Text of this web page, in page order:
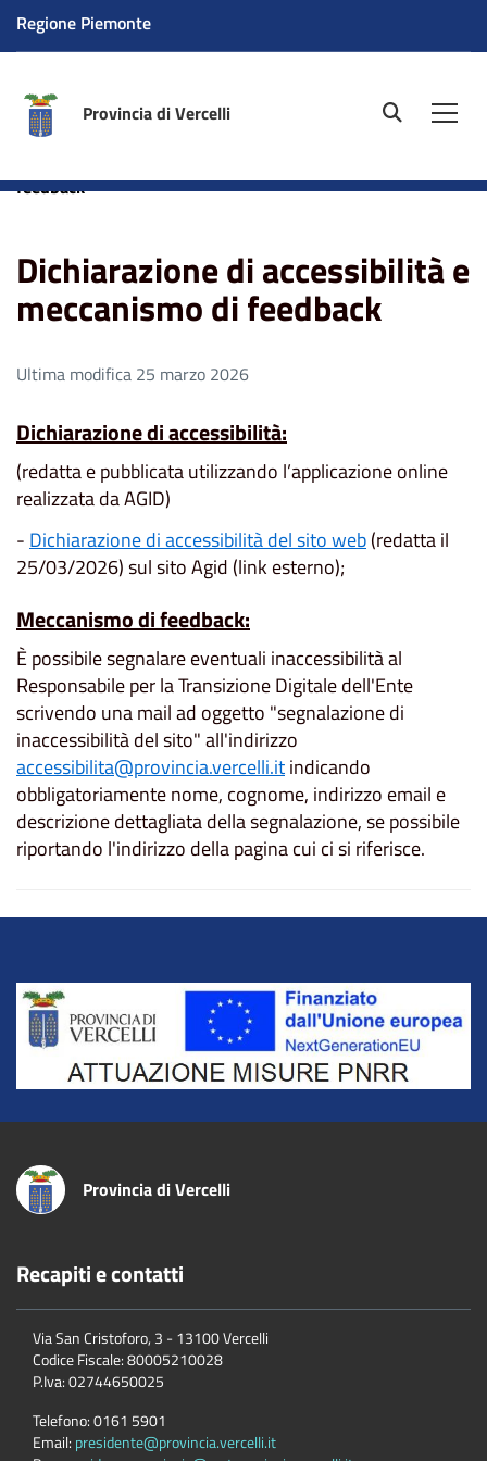
Regione Piemonte
Provincia di Vercelli site.searc
feedback
Dichiarazione di accessibilità e
meccanismo di feedback
Ultima modifica 25 marzo 2026
Dichiarazione di accessibilità:
(redatta e pubblicata utilizzando l’applicazione online
realizzata da AGID)
- Dichiarazione di accessibilità del sito web(redatta il
25/03/2026) sul sito Agid (link esterno);
Meccanismo di feedback:
È possibile segnalare eventuali inaccessibilità al
Responsabile per la Transizione Digitale dell'Ente
scrivendo una mail ad oggetto "segnalazione di
inaccessibilità del sito" all'indirizzo
accessibilita@provincia.vercelli.itindicando
obbligatoriamente nome, cognome, indirizzo email e
descrizione dettagliata della segnalazione, se possibile
riportando l'indirizzo della pagina cui ci si riferisce.
Title
Provincia di Vercelli
Recapiti e contatti
Via San Cristoforo, 3 - 13100 Vercelli
Codice Fiscale:80005210028
P.Iva:02744650025
Telefono:0161 5901
Email: presidente@provincia.vercelli.it